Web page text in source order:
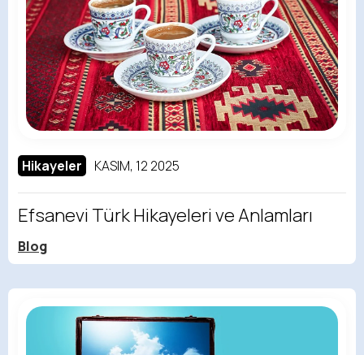
Hikayeler KASIM, 12 2025
Efsanevi Türk Hikayeleri ve Anlamları
Blog